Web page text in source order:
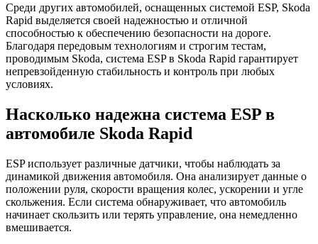
Среди других автомобилей, оснащенных системой ESP, Skoda
Rapid выделяется своей надежностью и отличной
способностью к обеспечению безопасности на дороге.
Благодаря передовым технологиям и строгим тестам,
проводимым Skoda, система ESP в Skoda Rapid гарантирует
непревзойденную стабильность и контроль при любых
условиях.
Насколько надежна система ESP в
автомобиле Skoda Rapid
ESP использует различные датчики, чтобы наблюдать за
динамикой движения автомобиля. Она анализирует данные о
положении руля, скорости вращения колес, ускорении и угле
скольжения. Если система обнаруживает, что автомобиль
начинает скользить или терять управление, она немедленно
вмешивается.